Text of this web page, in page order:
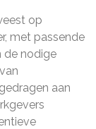
op
met passende
de nodige
aan